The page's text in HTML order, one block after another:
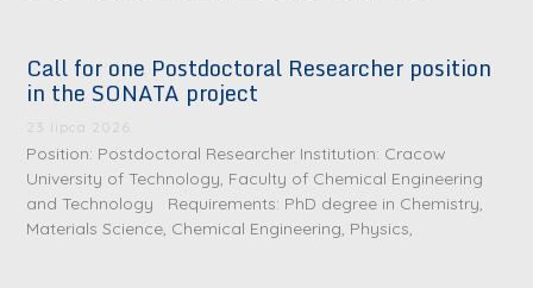
Call for one Postdoctoral Researcher position
in the SONATA project
23 lipca 2026
Position: Postdoctoral Researcher Institution: Cracow
University of Technology, Faculty of Chemical Engineering
and Technology Requirements: PhD degree in Chemistry,
Materials Science, Chemical Engineering, Physics,